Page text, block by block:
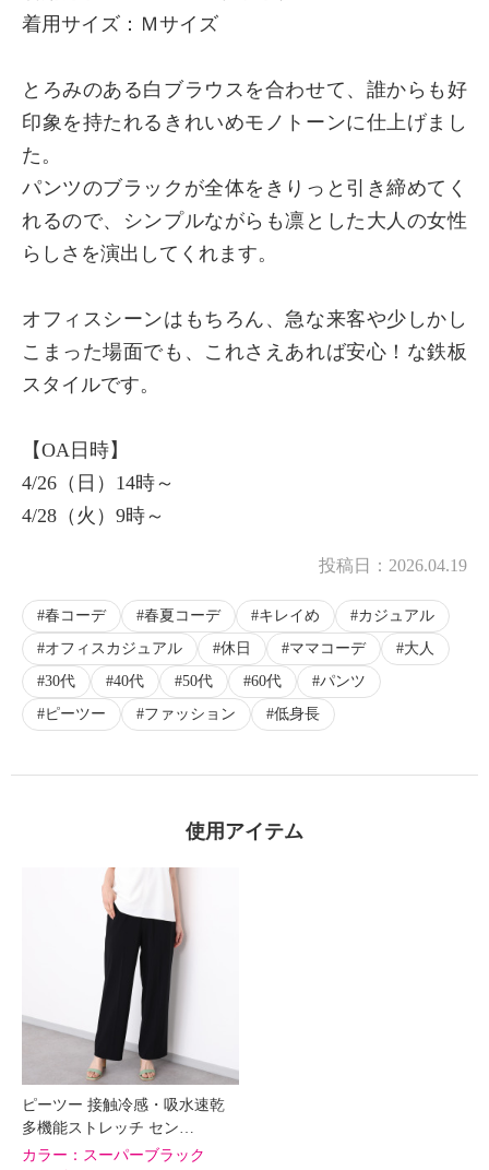
着用サイズ：Ｍサイズ
とろみのある白ブラウスを合わせて、誰からも好
印象を持たれるきれいめモノトーンに仕上げまし
た。
パンツのブラックが全体をきりっと引き締めてく
れるので、シンプルながらも凛とした大人の女性
らしさを演出してくれます。
オフィスシーンはもちろん、急な来客や少しかし
こまった場面でも、これさえあれば安心！な鉄板
スタイルです。
【OA日時】
4/26（日）14時～
4/28（火）9時～
投稿日： 2026.04.19
春コーデ 春夏コーデ キレイめ
カジュアル
オフィスカジュアル
休日 ママコーデ
大人
30代
40代 50代 60代
パンツ
ピーツー
ファッション 低身長
使用アイテム
ピーツー 接触冷感・吸水速乾
多機能ストレッチ セン…
カラー： スーパーブラック